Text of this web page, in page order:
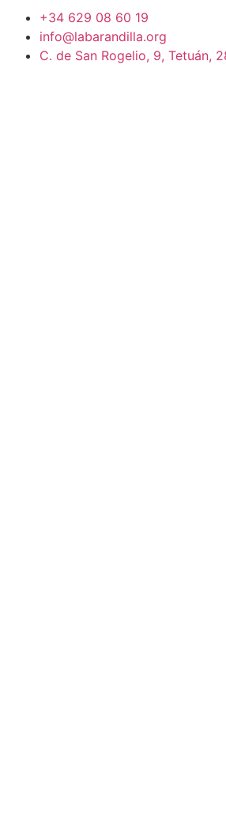
+34 629 08 60 19
info@labarandilla.org
C. de San Rogelio, 9, Tetuán,